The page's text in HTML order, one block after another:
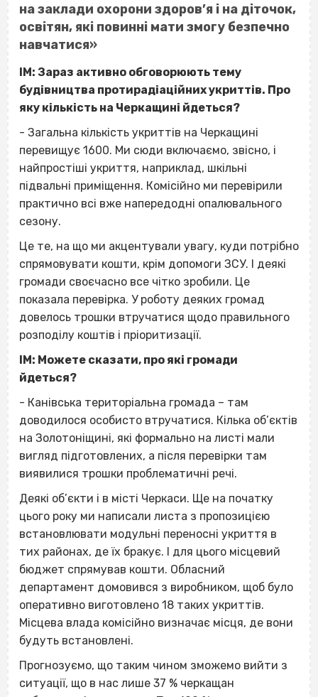
на заклади охорони здоров’я і на діточок,
освітян, які повинні мати змогу безпечно
навчатися»
ІМ: Зараз активно обговорюють тему
будівництва протирадіаційних укриттів. Про
яку кількість на Черкащині йдеться?
- Загальна кількість укриттів на Черкащині
перевищує 1600. Ми сюди включаємо, звісно, і
найпростіші укриття, наприклад, шкільні
підвальні приміщення. Комісійно ми перевірили
практично всі вже напередодні опалювального
сезону.
Це те, на що ми акцентували увагу, куди потрібно
спрямовувати кошти, крім допомоги ЗСУ. І деякі
громади своєчасно все чітко зробили. Це
показала перевірка. У роботу деяких громад
довелось трошки втручатися щодо правильного
розподілу коштів і пріоритизації.
ІМ: Можете сказати, про які громади
йдеться?
- Канівська територіальна громада – там
доводилося особисто втручатися. Кілька об’єктів
на Золотоніщині, які формально на листі мали
вигляд підготовлених, а після перевірки там
виявилися трошки проблематичні речі.
Деякі об’єкти і в місті Черкаси. Ще на початку
цього року ми написали листа з пропозицією
встановлювати модульні переносні укриття в
тих районах, де їх бракує. І для цього місцевий
бюджет спрямував кошти. Обласний
департамент домовився з виробником, щоб було
оперативно виготовлено 18 таких укриттів.
Місцева влада комісійно визначає місця, де вони
будуть встановлені.
Прогнозуємо, що таким чином зможемо вийти з
ситуації, що в нас лише 37 % черкащан